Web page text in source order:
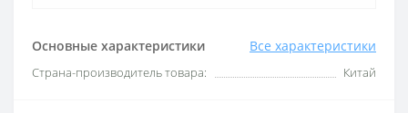
Основные характеристики Все характеристики
Страна-производитель товара: Китай